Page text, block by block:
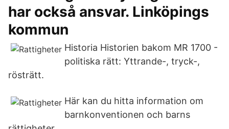
har också ansvar. Linköpings
kommun
Historia Historien bakom MR 1700 -
politiska rätt: Yttrande-, tryck-,
rösträtt.
Här kan du hitta information om
barnkonventionen och barns